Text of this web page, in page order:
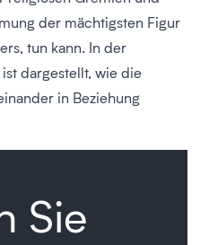
der mächtigsten Figur
tun kann. In der
dargestellt, wie die
in Beziehung
Sie